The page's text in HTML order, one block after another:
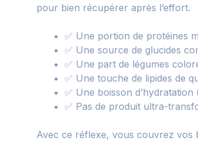
pour bien récupérer après l’effort.
✅ Une portion de protéines
✅ Une source de glucides
✅ Une part de légumes
✅ Une touche de lipides de
✅ Une boisson
✅ Pas de produit ultra-
Avec ce réflexe, vous couvrez vos